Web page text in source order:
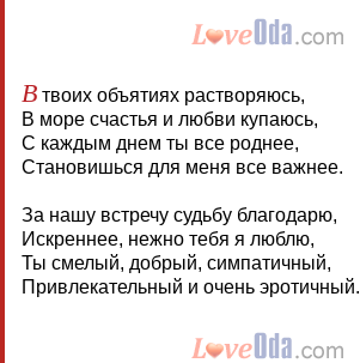
Втвоих объятиях растворяюсь,
В море счастья и любви купаюсь,
С каждым днем ты все роднее,
Становишься для меня все важнее.
За нашу встречу судьбу благодарю,
Искреннее, нежно тебя я люблю,
Ты смелый, добрый, симпатичный,
Привлекательный и очень эротичный.